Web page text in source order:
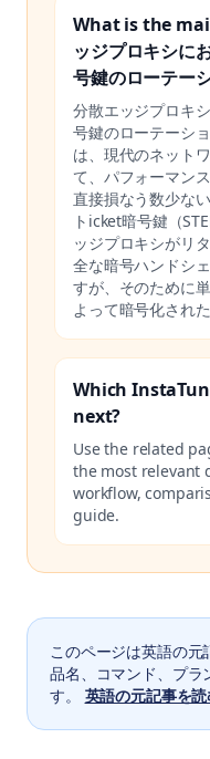
What is the
ッジプロキシに
号鍵のローテー
分散エッジプロキ
号鍵のローテーシ
は、現代のネット
て、パフォーマン
直接損なう数少な
トicket暗号鍵（
ッジプロキシがリ
全な暗号ハンドシ
すが、そのために
よって暗号化され
Which
next?
Use the related
the most relevant
workflow,
guide.
このページは英語の元
品名、コマンド、プラ
す。
英語の元記事を